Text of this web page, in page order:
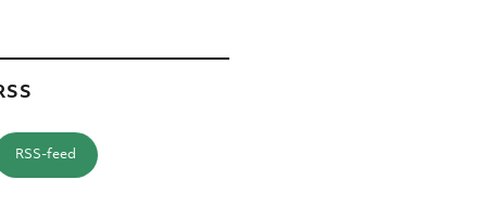
RSS-feed